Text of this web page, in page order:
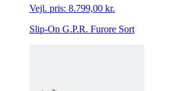
Vejl. pris: 8.799,00 kr.
Slip-On G.P.R. Furore Sort